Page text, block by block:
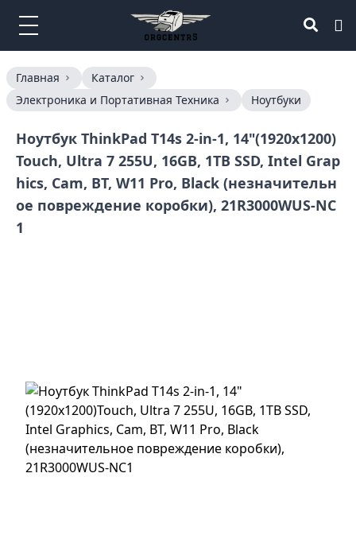
Главная
Каталог
Электроника и Портативная Техника
Ноутбуки
Ноутбук ThinkPad T14s 2-in-1, 14"(1920x1200)
Touch, Ultra 7 255U, 16GB, 1TB SSD, Intel Grap
hics, Cam, BT, W11 Pro, Black (незначительн
ое повреждение коробки), 21R3000WUS-NC
1